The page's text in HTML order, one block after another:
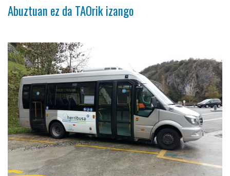
Abuztuan ez da TAOrik izango